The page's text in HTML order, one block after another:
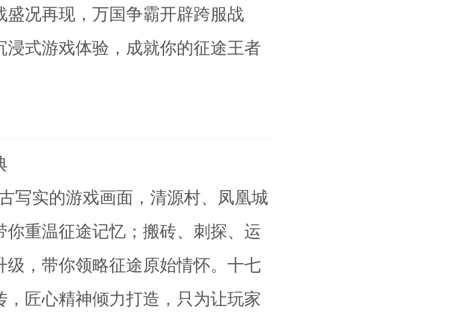
况再现，万国争霸开辟跨服战
式游戏体验，成就你的征途王者
写实的游戏画面，清源村、凤凰城
重温征途记忆；搬砖、刺探、运
，带你领略征途原始情怀。十七
匠心精神倾力打造，只为让玩家